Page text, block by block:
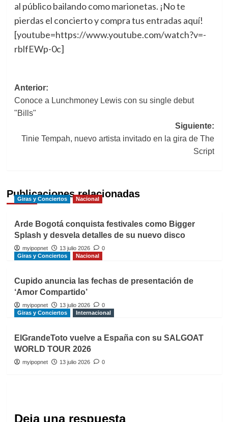
al público bailando como marionetas. ¡No te
pierdas el concierto y compra tus entradas aquí!
[youtube=https://www.youtube.com/watch?v=-
rblfEWp-0c]
Navegación
de
Anterior:
Conoce a Lunchmoney Lewis con su single debut
"Bills"
Siguiente:
Tinie Tempah, nuevo artista invitado en la gira de The
Script
Publicaciones relacionadas
Giras y Conciertos Nacional
Arde Bogotá conquista festivales como Bigger
Splash y desvela detalles de su nuevo disco
myipopnet 13 julio 2026
0
Giras y Conciertos
Nacional
Cupido anuncia las fechas de presentación de
‘Amor Compartido’
myipopnet 13 julio 2026
0
Giras y Conciertos
Internacional
ElGrandeToto vuelve a España con su SALGOAT
WORLD TOUR 2026
myipopnet 13 julio 2026 0
Deja una respuesta